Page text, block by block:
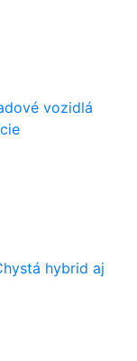
vozidlá
hybrid aj